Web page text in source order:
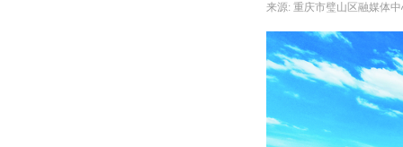
来源: 重庆市璧山区融媒体